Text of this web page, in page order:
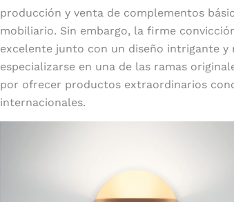
producción y venta de complementos
mobiliario. Sin embargo, la firme
excelente junto con un diseño intrigante y
especializarse en una de las ramas
por ofrecer productos extraordinarios
internacionales.